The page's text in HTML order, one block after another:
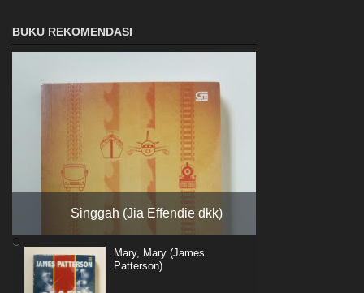
BUKU REKOMENDASI
Singgah (Jia Effendie dkk)
Mary, Mary (James
Patterson)